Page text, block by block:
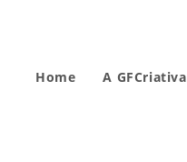
Home A GFCriativa